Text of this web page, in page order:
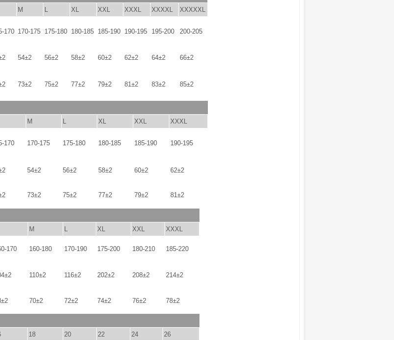
M L XL XXL XXXL XXXXL XXXXXL
170 170-175 175-180 180-185 185-190 190-195 195-200 200-205
54±2 56±2 58±2 60±2 62±2 64±2 66±2
73±2 75±2 77±2 79±2 81±2 83±2 85±2
M L XL XXL XXXL
170 170-175 175-180 180-185 185-190 190-195
54±2 56±2 58±2 60±2 62±2
73±2 75±2 77±2 79±2 81±2
M L XL XXL XXXL
170 160-180 170-190 175-200 180-210 185-220
110±2 116±2 202±2 208±2 214±2
70±2 72±2 74±2 76±2 78±2
18 20 22 24 26